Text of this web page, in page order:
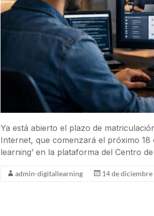
Ya está abierto el plazo de
Internet, que comenzará el próximo 18
learning’ en la plataforma del Centro de
admin-digitallearning 14 de diciembre